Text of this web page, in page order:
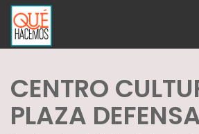
CENTRO
PLAZA